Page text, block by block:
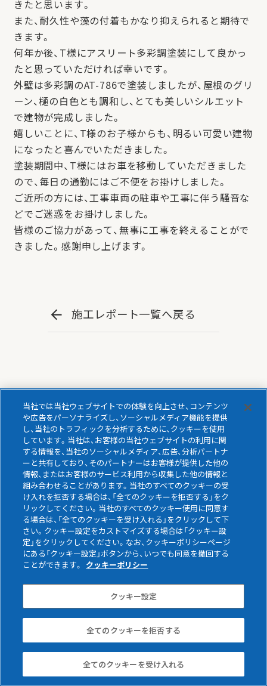
きたと思います。
また、耐久性や藻の付着もかなり抑えられると期待で
きます。
何年か後、T様にアスリート多彩調塗装にして良かっ
たと思っていただければ幸いです。
外壁は多彩調のAT-786で塗装しましたが、屋根のグリ
ーン、樋の白色とも調和し、とても美しいシルエット
で建物が完成しました。
嬉しいことに、T様のお子様からも、明るい可愛い建物
になったと喜んでいただきました。
塗装期間中、T様にはお車を移動していただきました
ので、毎日の通勤にはご不便をお掛けしました。
ご近所の方には、工事車両の駐車や工事に伴う騒音な
どでご迷惑をお掛けしました。
皆様のご協力があって、無事に工事を終えることがで
きました。感謝申し上げます。
施工レポート一覧へ戻る
お問い合わせ・資料請求
営業時間：
9:00～12:00/13:00～17:45
(土・日・祝日、当社指定休日を除く)
View More
当社では当社ウェブサイトでの体験を向上させ、コンテンツ
や広告をパーソナライズし、ソーシャルメディア機能を提供
し、当社のトラフィックを分析するために、クッキーを使用
しています。当社は、お客様の当社ウェブサイトの利用に関
する情報を、当社のソーシャルメディア、広告、分析パートナ
ーと共有しており、そのパートナーはお客様が提供した他の
情報、またはお客様のサービス利用から収集した他の情報と
組み合わせることがあります。当社のすべてのクッキーの受
け入れを拒否する場合は、「全てのクッキーを拒否する」をク
リックしてください。当社のすべてのクッキー使用に同意す
る場合は、「全てのクッキーを受け入れる」をクリックして下
さい。クッキー設定をカストマイズする場合は「クッキー設
定」をクリックしてください。なお、クッキーポリシーページ
にある「クッキー設定」ボタンから、いつでも同意を撤回する
ことができます。 クッキーポリシー
クッキー設定
全てのクッキーを拒否する
全てのクッキーを受け入れる